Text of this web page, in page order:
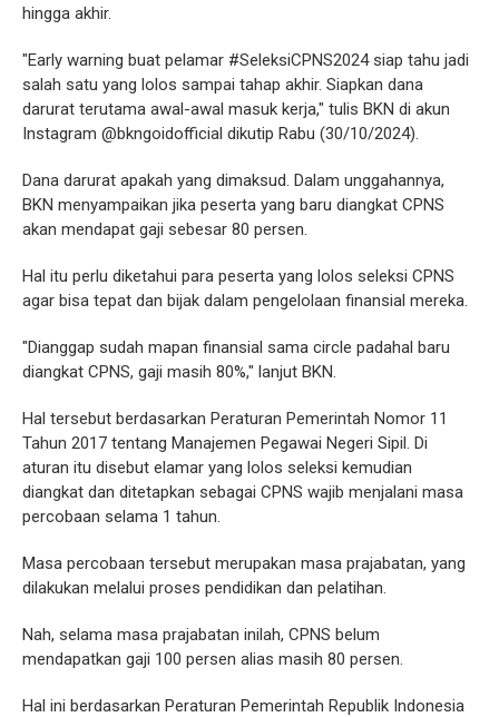
hingga akhir.
"Early warning buat pelamar #SeleksiCPNS2024 siap tahu jadi
salah satu yang lolos sampai tahap akhir. Siapkan dana
darurat terutama awal-awal masuk kerja," tulis BKN di akun
Instagram @bkngoidofficial dikutip Rabu (30/10/2024).
Dana darurat apakah yang dimaksud. Dalam unggahannya,
BKN menyampaikan jika peserta yang baru diangkat CPNS
akan mendapat gaji sebesar 80 persen.
Hal itu perlu diketahui para peserta yang lolos seleksi CPNS
agar bisa tepat dan bijak dalam pengelolaan finansial mereka.
"Dianggap sudah mapan finansial sama circle padahal baru
diangkat CPNS, gaji masih 80%," lanjut BKN.
Hal tersebut berdasarkan Peraturan Pemerintah Nomor 11
Tahun 2017 tentang Manajemen Pegawai Negeri Sipil. Di
aturan itu disebut elamar yang lolos seleksi kemudian
diangkat dan ditetapkan sebagai CPNS wajib menjalani masa
percobaan selama 1 tahun.
Masa percobaan tersebut merupakan masa prajabatan, yang
dilakukan melalui proses pendidikan dan pelatihan.
Nah, selama masa prajabatan inilah, CPNS belum
mendapatkan gaji 100 persen alias masih 80 persen.
Hal ini berdasarkan Peraturan Pemerintah Republik Indonesia